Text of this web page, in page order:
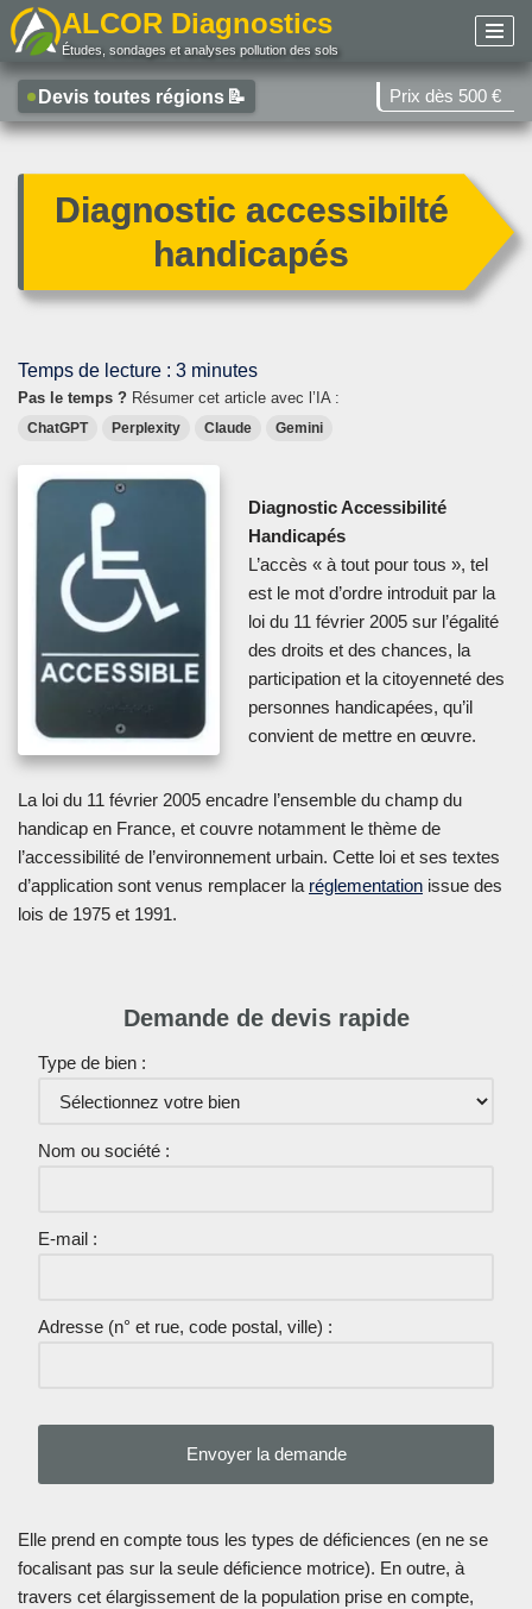
au
contenu
ALCOR Diagnostics
Études, sondages et analyses pollution des sols
Devis toutes régions 📝 Prix dès 500 €
Diagnostic accessibilté
handicapés
Temps de lecture : 3 minutes
Pas le temps ? Résumer cet article avec l’IA :
ChatGPT Perplexity Claude Gemini
Diagnostic Accessibilité
Handicapés
L’accès « à tout pour tous », tel
est le mot d’ordre introduit par la
loi du 11 février 2005 sur l’égalité
des droits et des chances, la
participation et la citoyenneté des
personnes handicapées, qu’il
convient de mettre en œuvre.
La loi du 11 février 2005 encadre l’ensemble du champ du
handicap en France, et couvre notamment le thème de
l’accessibilité de l’environnement urbain. Cette loi et ses textes
d’application sont venus remplacer la réglementation issue des
lois de 1975 et 1991.
Demande de devis rapide
Type de bien :
Nom ou société :
E-mail :
Adresse (n° et rue, code postal, ville) :
Elle prend en compte tous les types de déficiences (en ne se
focalisant pas sur la seule déficience motrice). En outre, à
travers cet élargissement de la population prise en compte,